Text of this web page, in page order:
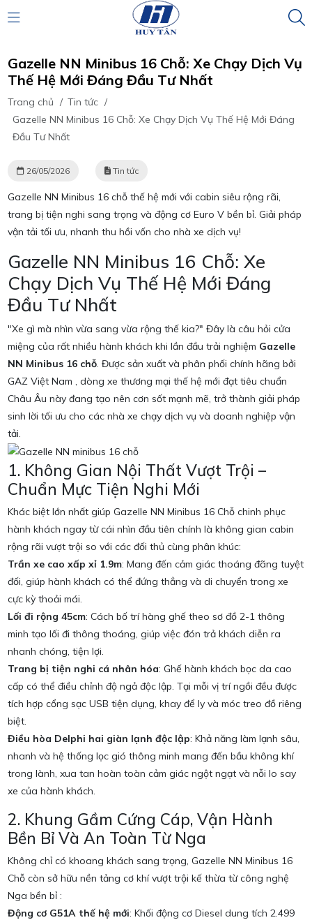
Gazelle NN Minibus 16 Chỗ: Xe Chạy Dịch Vụ
Thế Hệ Mới Đáng Đầu Tư Nhất
Trang chủ / Tin tức /
Gazelle NN Minibus 16 Chỗ: Xe Chạy Dịch Vụ Thế Hệ Mới Đáng
Đầu Tư Nhất
26/05/2026 Tin tức
Gazelle NN Minibus 16 chỗ thế hệ mới với cabin siêu rộng rãi,
trang bị tiện nghi sang trọng và động cơ Euro V bền bỉ. Giải pháp
vận tải tối ưu, nhanh thu hồi vốn cho nhà xe dịch vụ!
Gazelle NN Minibus 16 Chỗ: Xe
Chạy Dịch Vụ Thế Hệ Mới Đáng
Đầu Tư Nhất
"Xe gì mà nhìn vừa sang vừa rộng thế kia?" Đây là câu hỏi cửa
miệng của rất nhiều hành khách khi lần đầu trải nghiệm Gazelle
NN Minibus 16 chỗ. Được sản xuất và phân phối chính hãng bởi
GAZ Việt Nam , dòng xe thương mại thế hệ mới đạt tiêu chuẩn
Châu Âu này đang tạo nên cơn sốt mạnh mẽ, trở thành giải pháp
sinh lời tối ưu cho các nhà xe chạy dịch vụ và doanh nghiệp vận
tải.
1. Không Gian Nội Thất Vượt Trội –
Chuẩn Mực Tiện Nghi Mới
Khác biệt lớn nhất giúp Gazelle NN Minibus 16 Chỗ chinh phục
hành khách ngay từ cái nhìn đầu tiên chính là không gian cabin
rộng rãi vượt trội so với các đối thủ cùng phân khúc:
Trần xe cao xấp xỉ 1.9m: Mang đến cảm giác thoáng đãng tuyệt
đối, giúp hành khách có thể đứng thẳng và di chuyển trong xe
cực kỳ thoải mái.
Lối đi rộng 45cm: Cách bố trí hàng ghế theo sơ đồ 2-1 thông
minh tạo lối đi thông thoáng, giúp việc đón trả khách diễn ra
nhanh chóng, tiện lợi.
Trang bị tiện nghi cá nhân hóa: Ghế hành khách bọc da cao
cấp có thể điều chỉnh độ ngả độc lập. Tại mỗi vị trí ngồi đều được
tích hợp cổng sạc USB tiện dụng, khay để ly và móc treo đồ riêng
biệt.
Điều hòa Delphi hai giàn lạnh độc lập: Khả năng làm lạnh sâu,
nhanh và hệ thống lọc gió thông minh mang đến bầu không khí
trong lành, xua tan hoàn toàn cảm giác ngột ngạt và nỗi lo say
xe của hành khách.
2. Khung Gầm Cứng Cáp, Vận Hành
Bền Bỉ Và An Toàn Từ Nga
Không chỉ có khoang khách sang trọng, Gazelle NN Minibus 16
Chỗ còn sở hữu nền tảng cơ khí vượt trội kế thừa từ công nghệ
Nga bền bỉ :
Động cơ G51A thế hệ mới: Khối động cơ Diesel dung tích 2.499